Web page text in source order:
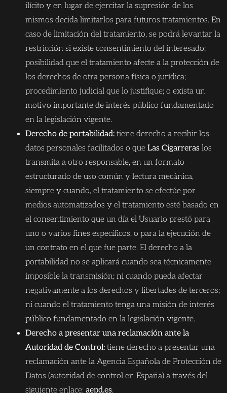
ilícito y en lugar de ejercitar la supresión de los
mismos decida limitarlos para futuros tratamientos. En
caso de limitación del tratamiento, se podrá levantar la
restricción si existe consentimiento del interesado;
posibilidad que el tratamiento afecte a la protección de
los derechos de otra persona física o jurídica;
procedimiento judicial que lo justifique; o exista un
motivo importante de interés público fundamentado
en la legislación vigente.
Derecho de portabilidad: tiene derecho a recibir los
datos personales facilitados o que Las Cigarreras los
transmita a otro responsable, en un formato
estructurado de uso común y lectura mecánica,
siempre y cuando, el tratamiento se efectúe por
medios automatizados y el tratamiento esté basado en
el consentimiento que un día el Usuario prestó para
uno o varios fines específicos, o para la ejecución de
un contrato en el que fue parte. El derecho a la
portabilidad no se aplicará cuando sea técnicamente
imposible la transmisión; ni cuando pueda afectar
negativamente a los derechos y libertades de terceros;
ni cuando el tratamiento tenga una misión de interés
público fundamentado en la legislación vigente.
Derecho a presentar una reclamación ante la
Autoridad de Control: tiene derecho a presentar una
reclamación ante la Agencia Española de Protección de
Datos (autoridad de control en España) a través del
siguiente enlace: aepd.es.